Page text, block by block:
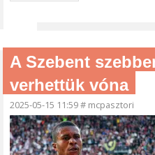
A Szebent
verhettük vóna
2025-05-15 11:59# mcpasztori